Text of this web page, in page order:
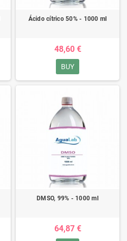
Ácido cítrico 50% - 1000 ml
48,60 €
BUY
DMSO, 99% - 1000 ml
64,87 €